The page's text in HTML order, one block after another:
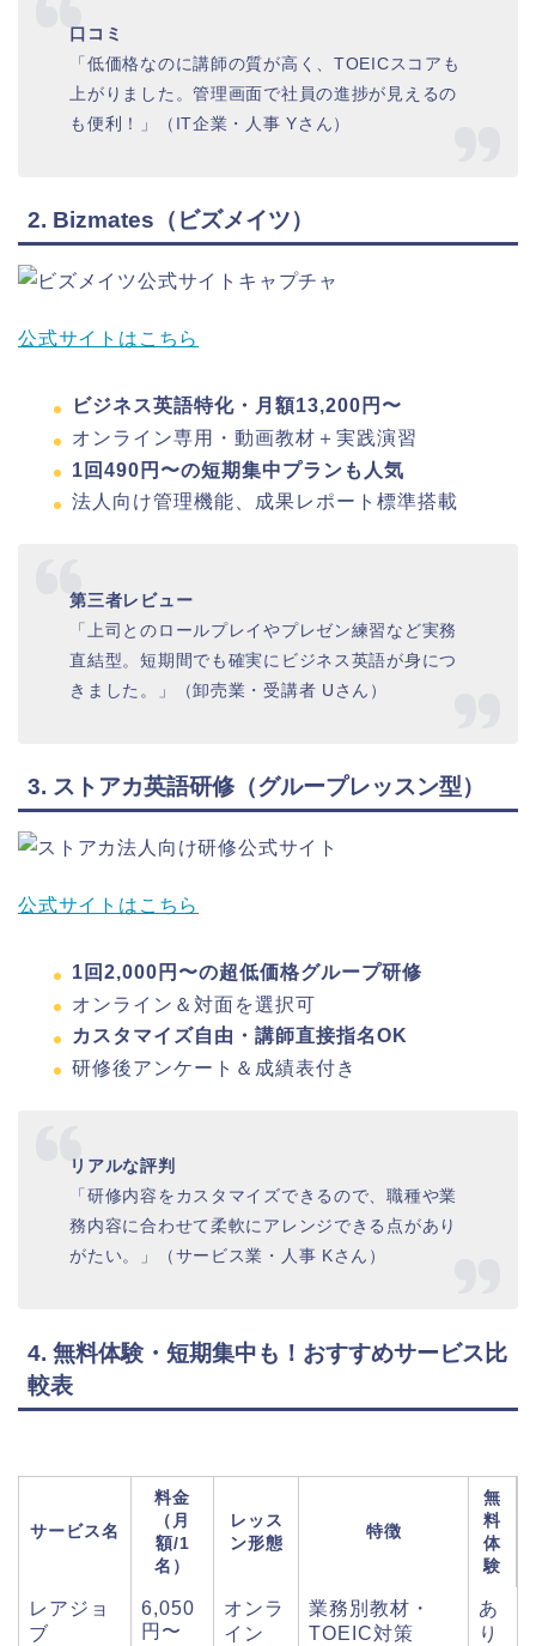
口コミ
「低価格なのに講師の質が高く、TOEICスコアも
上がりました。管理画面で社員の進捗が見えるの
も便利！」（IT企業・人事 Yさん）
2. Bizmates（ビズメイツ）
公式サイトはこちら
ビジネス英語特化・月額13,200円〜
オンライン専用・動画教材＋実践演習
1回490円〜の短期集中プランも人気
法人向け管理機能、成果レポート標準搭載
第三者レビュー
「上司とのロールプレイやプレゼン練習など実務
直結型。短期間でも確実にビジネス英語が身につ
きました。」（卸売業・受講者 Uさん）
3. ストアカ英語研修（グループレッスン型）
公式サイトはこちら
1回2,000円〜の超低価格グループ研修
オンライン＆対面を選択可
カスタマイズ自由・講師直接指名OK
研修後アンケート＆成績表付き
リアルな評判
「研修内容をカスタマイズできるので、職種や業
務内容に合わせて柔軟にアレンジできる点があり
がたい。」（サービス業・人事 Kさん）
4. 無料体験・短期集中も！おすすめサービス比
較表
サービス名
料金
（月
額/1
名）
レッス
ン形態
特徴
無
料
体
験
レアジョ
ブ
6,050
円〜
オンラ
イン
業務別教材・
TOEIC対策
あ
り